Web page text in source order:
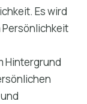
Es wird
Hintergrund